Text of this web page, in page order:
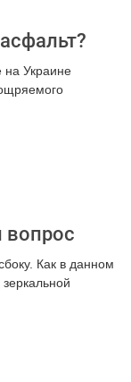
на Украине
вопрос
Как в данном